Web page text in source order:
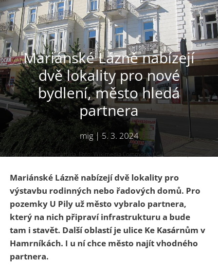
Mariánské Lázně nabízejí
dvě lokality pro nové
bydlení, město hledá
partnera
mig|5. 3. 2024
Mariánské lázně, Hlavní třída. Foto: Wikimedia Commons (CC-BY-SA-3.0)
Mariánské Lázně nabízejí dvě lokality pro
výstavbu rodinných nebo řadových domů. Pro
pozemky U Pily už město vybralo partnera,
který na nich připraví infrastrukturu a bude
tam i stavět. Další oblastí je ulice Ke Kasárnům v
Hamrníkách. I u ní chce město najít vhodného
partnera.